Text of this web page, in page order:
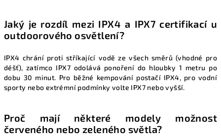
Jaký je rozdíl mezi IPX4 a IPX7 certifikací u
outdoorového osvětlení?
IPX4 chrání proti stříkající vodě ze všech směrů (vhodné pro
déšť), zatímco IPX7 odolává ponoření do hloubky 1 metru po
dobu 30 minut. Pro běžné kempování postačí IPX4, pro vodní
sporty nebo extrémní podmínky volte IPX7 nebo vyšší.
Proč mají některé modely možnost
červeného nebo zeleného světla?